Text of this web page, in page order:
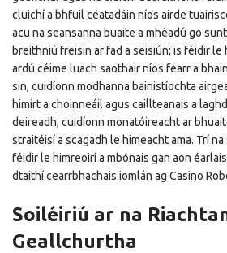
cluichí a bhfuil céatadáin níos airde
acu na seansanna buaite a mhéadú go
breithniú freisin ar fad a seisiún; is féidir le
ardú céime luach saothair níos fearr a
sin, cuidíonn modhanna bainistíochta
himirt a choinneáil agus caillteanais a
deireadh, cuidíonn monatóireacht ar
straitéisí a scagadh le himeacht ama. Trí
féidir le himreoirí a mbónais gan aon
dtaithí cearrbhachais iomlán ag Casino
Soiléiriú ar na
Geallchurtha